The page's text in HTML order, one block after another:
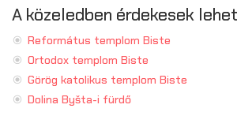
A közeledben érdekesek
Református templom Biste
Ortodox templom Biste
Görög katolikus templom Biste
Dolina Byšta-i fürdő